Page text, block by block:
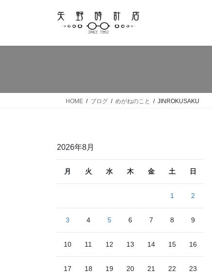
HOME ブログ めがねのこと JINROKUSAKU
2026年8月
月 火 水 木 金 土 日
1 2
3 4 5 6 7 8 9
10 11 12 13 14 15 16
17 18 19 20 21 22 23